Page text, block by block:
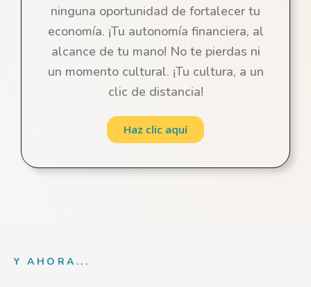
ninguna oportunidad de fortalecer tu
economía. ¡Tu autonomía financiera, al
alcance de tu mano! No te pierdas ni
un momento cultural. ¡Tu cultura, a un
clic de distancia!
Haz clic aquí
Y AHORA...